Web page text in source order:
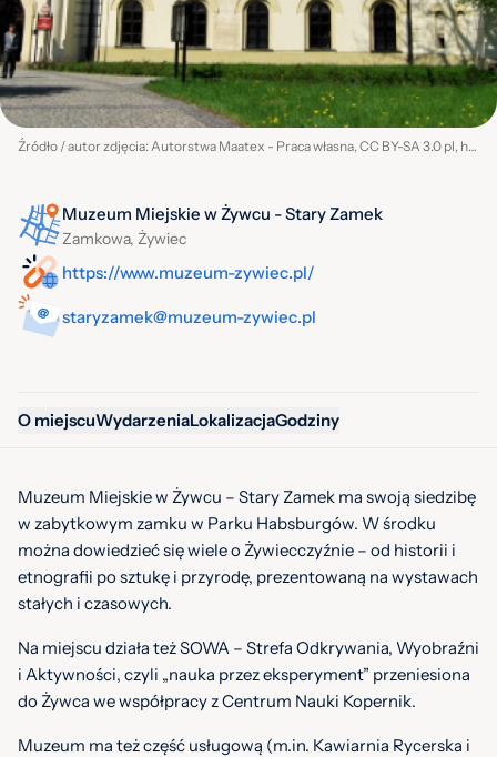
Źródło / autor zdjęcia: Autorstwa Maatex - Praca własna, CC BY-SA 3.0 pl, https://commons.wikimedia.org/w/index.php?curid=21411371
Muzeum Miejskie w Żywcu - Stary Zamek
Zamkowa, Żywiec
https://www.muzeum-zywiec.pl/
staryzamek@muzeum-zywiec.pl
O miejscuWydarzeniaLokalizacjaGodziny
Muzeum Miejskie w Żywcu – Stary Zamek ma swoją siedzibę
w zabytkowym zamku w Parku Habsburgów. W środku
można dowiedzieć się wiele o Żywiecczyźnie – od historii i
etnografii po sztukę i przyrodę, prezentowaną na wystawach
stałych i czasowych.
Na miejscu działa też SOWA – Strefa Odkrywania, Wyobraźni
i Aktywności, czyli „nauka przez eksperyment” przeniesiona
do Żywca we współpracy z Centrum Nauki Kopernik.
Muzeum ma też część usługową (m.in. Kawiarnia Rycerska i